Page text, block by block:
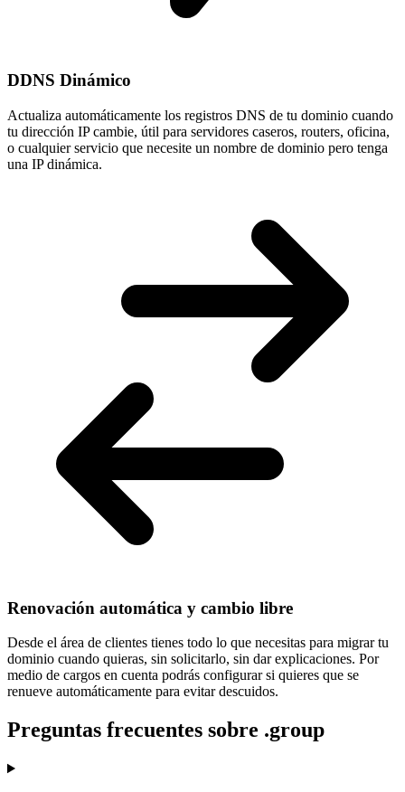
DDNS Dinámico
Actualiza automáticamente los registros DNS de tu dominio cuando
tu dirección IP cambie, útil para servidores caseros, routers, oficina,
o cualquier servicio que necesite un nombre de dominio pero tenga
una IP dinámica.
Renovación automática y cambio libre
Desde el área de clientes tienes todo lo que necesitas para migrar tu
dominio cuando quieras, sin solicitarlo, sin dar explicaciones. Por
medio de cargos en cuenta podrás configurar si quieres que se
renueve automáticamente para evitar descuidos.
Preguntas frecuentes sobre .group